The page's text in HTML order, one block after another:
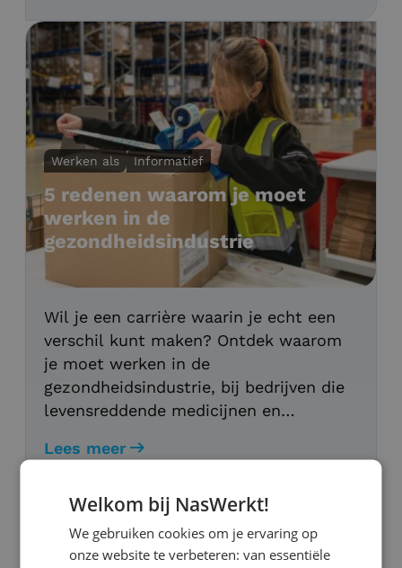
Werken als Informatief
5 redenen waarom je moet
werken in de
gezondheidsindustrie
Wil je een carrière waarin je echt een
verschil kunt maken? Ontdek waarom
je moet werken in de
gezondheidsindustrie, bij bedrijven die
levensreddende medicijnen en
Lees meer
Welkom bij NasWerkt!
We gebruiken cookies om je ervaring op
onze website te verbeteren: van essentiële